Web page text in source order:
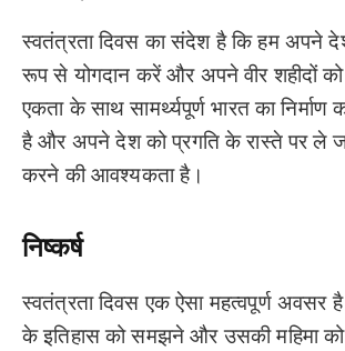
स्वतंत्रता दिवस का संदेश है कि हम अपने
रूप से योगदान करें और अपने वीर शहीदों
एकता के साथ सामर्थ्यपूर्ण भारत का निर्माण
है और अपने देश को प्रगति के रास्ते पर ले
करने की आवश्यकता है।
निष्कर्ष
स्वतंत्रता दिवस एक ऐसा महत्वपूर्ण अवसर
के इतिहास को समझने और उसकी महिमा